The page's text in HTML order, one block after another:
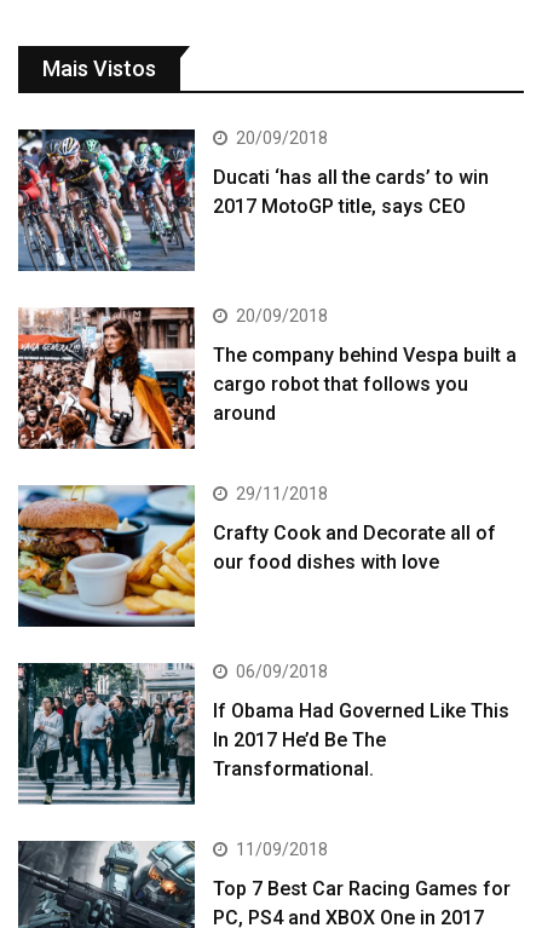
Mais Vistos
20/09/2018
Ducati ‘has all the cards’ to win
2017 MotoGP title, says CEO
20/09/2018
The company behind Vespa built a
cargo robot that follows you
around
29/11/2018
Crafty Cook and Decorate all of
our food dishes with love
06/09/2018
If Obama Had Governed Like This
In 2017 He’d Be The
Transformational.
11/09/2018
Top 7 Best Car Racing Games for
PC, PS4 and XBOX One in 2017